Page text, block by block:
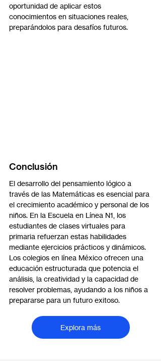
oportunidad de aplicar estos
conocimientos en situaciones reales,
preparándolos para desafíos futuros.
Conclusión
El desarrollo del pensamiento lógico a
través de las Matemáticas es esencial para
el crecimiento académico y personal de los
niños. En la Escuela en Línea N1, los
estudiantes de clases virtuales para
primaria refuerzan estas habilidades
mediante ejercicios prácticos y dinámicos.
Los colegios en línea México ofrecen una
educación estructurada que potencia el
análisis, la creatividad y la capacidad de
resolver problemas, ayudando a los niños a
prepararse para un futuro exitoso.
Explora más